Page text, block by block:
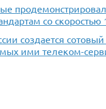
со скоростью
создается
ими телеком-